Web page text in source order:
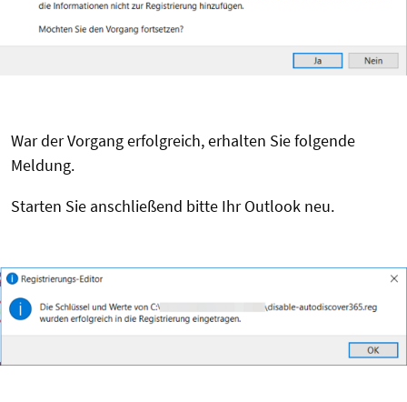
War der Vorgang erfolgreich, erhalten Sie folgende
Meldung.
Starten Sie anschließend bitte Ihr Outlook neu.